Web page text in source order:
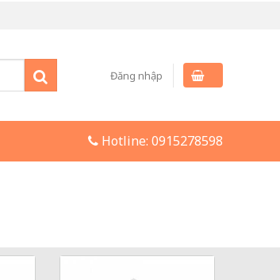
Đăng nhập
Hotline: 0915278598